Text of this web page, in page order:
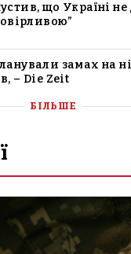
що Україні
замах на
– Die Zeit
БІЛЬШЕ